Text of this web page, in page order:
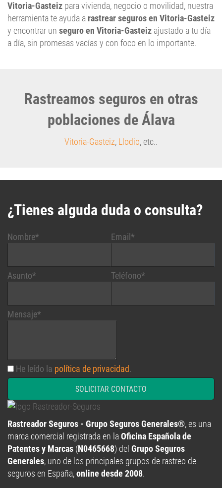
Vitoria-Gasteiz para vivienda, negocio o movilidad, nuestra
herramienta te ayuda a rastrear seguros en Vitoria-Gasteiz
y encontrar un seguro en Vitoria-Gasteiz ajustado a tu día
a día, sin promesas vacías y con foco en lo importante.
Rastreamos seguros en otras
poblaciones de Álava
Vitoria-Gasteiz, Llodio, etc..
¿Tienes alguda duda o consulta?
Nombre*
Asunto*
Email*
Teléfono*
Mensaje*
He leído la política de privacidad.
SOLICITAR CONTACTO
Rastreador Seguros - Grupo Seguros Generales®, es una
marca comercial registrada en laOficina Española de
Patentes y Marcas (N0465668) del Grupo Seguros
Generales, uno de los principales grupos de rastreo de
seguros en España,online desde 2008.